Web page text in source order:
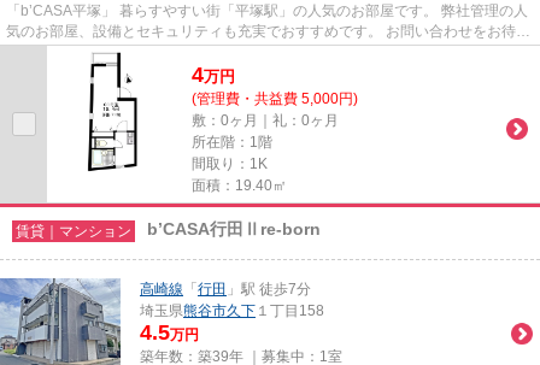
「b’CASA平塚」 暮らすやすい街「平塚駅」の人気のお部屋です。 弊社管理の人
気のお部屋、設備とセキュリティも充実でおすすめです。 お問い合わせをお待ち
しております。
4万円
(管理費・共益費 5,000円)
敷：0ヶ月｜礼：0ヶ月
所在階：1階
間取り：1K
面積：19.40㎡
賃貸｜マンション b’CASA行田Ⅱre-born
高崎線 「 行田 」駅 徒歩7分
埼玉県熊谷市久下 １丁目158
4.5万円
築年数：築39年 ｜募集中： 1室